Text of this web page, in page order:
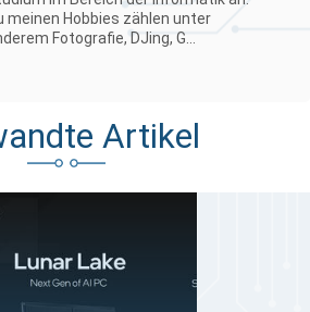
meinen Hobbies zählen unter
Fotografie, DJing, G...
Artikel